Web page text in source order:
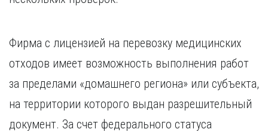
Фирма с лицензией на перевозку медицинских
отходов имеет возможность выполнения работ
за пределами «домашнего региона» или субъекта,
на территории которого выдан разрешительный
документ. За счет федерального статуса